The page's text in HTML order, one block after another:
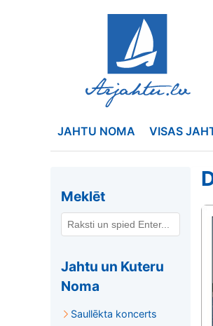
JAHTU NOMA VISAS
Meklēt
Jahtu un Kuteru
Noma
Saullēkta koncerts